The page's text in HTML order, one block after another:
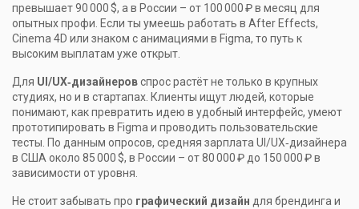
превышает 90 000 $, а в России – от 100 000 ₽ в месяц для
опытных профи. Если ты умеешь работать в After Effects,
Cinema 4D или знаком с анимациями в Figma, то путь к
высоким выплатам уже открыт.
Для UI/UX‑дизайнеровспрос растёт не только в крупных
студиях, но и в стартапах. Клиенты ищут людей, которые
понимают, как превратить идею в удобный интерфейс, умеют
прототипировать в Figma и проводить пользовательские
тесты. По данным опросов, средняя зарплата UI/UX‑дизайнера
в США около 85 000 $, в России – от 80 000 ₽ до 150 000 ₽ в
зависимости от уровня.
Не стоит забывать про графический дизайн для брендинга и